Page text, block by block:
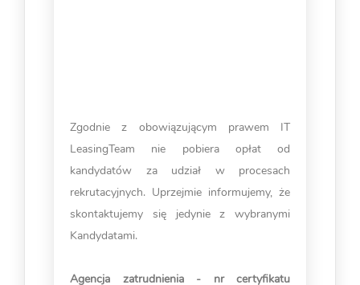
Zgodnie z obowiązującym prawem IT
LeasingTeam nie pobiera opłat od
kandydatów za udział w procesach
rekrutacyjnych. Uprzejmie informujemy, że
skontaktujemy się jedynie z wybranymi
Kandydatami.
Agencja zatrudnienia - nr certyfikatu